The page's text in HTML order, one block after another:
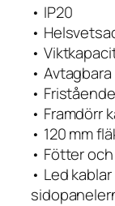
• IP20
•
•
•
•
• Framdörr
• 120 mm
• Fötter
• Led